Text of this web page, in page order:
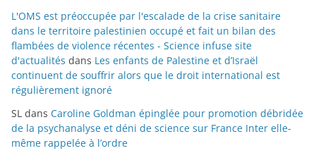
L'OMS est préoccupée par l'escalade de la crise sanitaire
dans le territoire palestinien occupé et fait un bilan des
flambées de violence récentes - Science infuse site
d'actualités dans Les enfants de Palestine et d’Israël
continuent de souffrir alors que le droit international est
régulièrement ignoré
SL dans Caroline Goldman épinglée pour promotion débridée
de la psychanalyse et déni de science sur France Inter elle-
même rappelée à l’ordre